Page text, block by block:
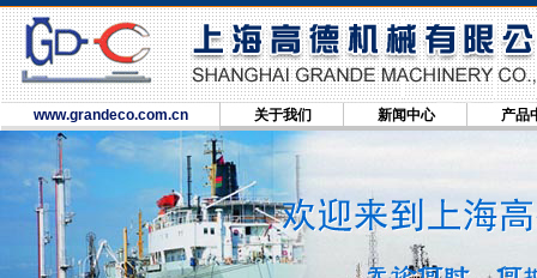
www.grandeco.com.cn 关于我们 新闻中心 产品